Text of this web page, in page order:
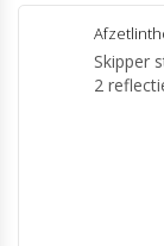
Skipper
2